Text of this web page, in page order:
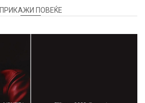
ПРИКАЖИ ПОВЕЌЕ